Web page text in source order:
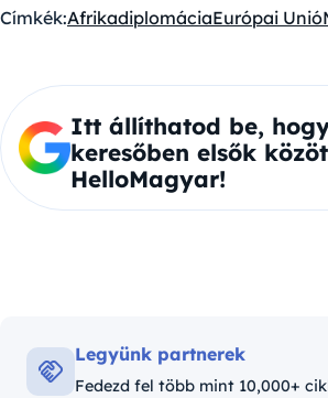
Címkék:AfrikadiplomáciaEurópai Unió
Itt állíthatod be,
keresőben elsők
HelloMagyar!
Legyünk partnerek
Fedezd fel több mint 10,000+